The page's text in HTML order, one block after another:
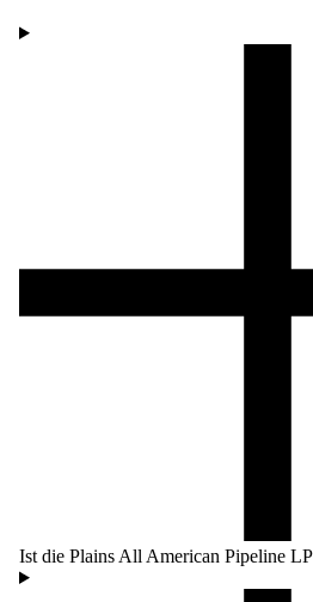
Ist die Plains All American Pipeline